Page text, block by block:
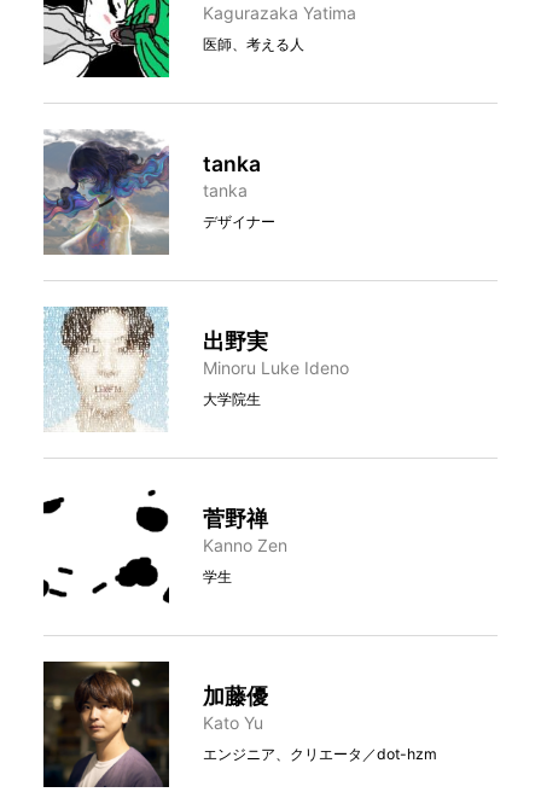
Kagurazaka Yatima
医師、考える人
tanka
tanka
デザイナー
出野実
Minoru Luke Ideno
大学院生
菅野禅
Kanno Zen
学生
加藤優
Kato Yu
エンジニア、クリエータ／dot-hzm